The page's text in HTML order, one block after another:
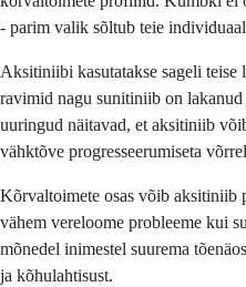
- parim valik sõltub teie
Aksitiniibi kasutatakse sageli teise
ravimid nagu sunitiniib on
uuringud näitavad, et aksitiniib
vähktõve progresseerumiseta
Kõrvaltoimete osas võib aksitiniib
vähem vereloome probleeme kui
mõnedel inimestel suurema
ja kõhulahtisust.